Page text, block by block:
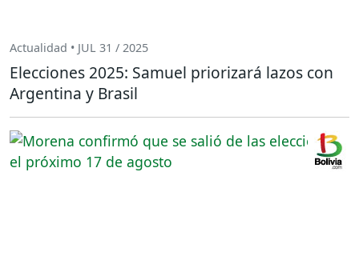
Actualidad • JUL 31 / 2025
Elecciones 2025: Samuel priorizará lazos con
Argentina y Brasil